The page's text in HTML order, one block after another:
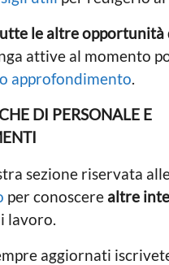
le altre opportunità
attive al momento
approfondimento.
DI PERSONALE E
sezione riservata
per conoscere altre
lavoro.
aggiornati